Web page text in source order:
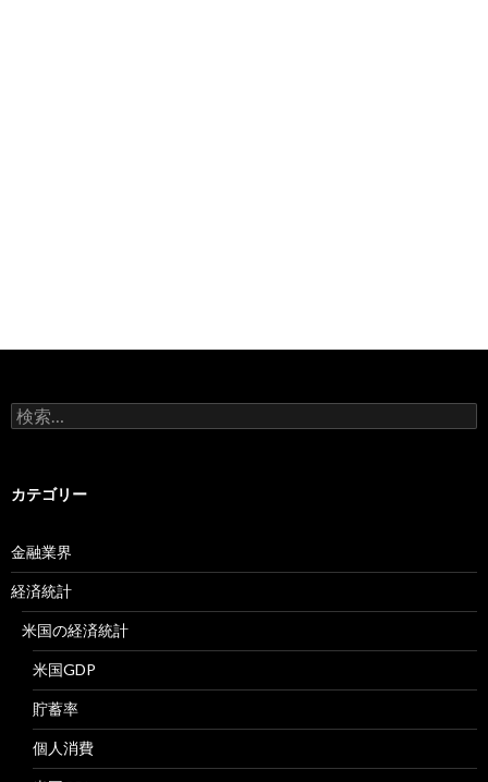
検
索:
カテゴリー
金融業界
経済統計
米国の経済統計
米国GDP
貯蓄率
個人消費